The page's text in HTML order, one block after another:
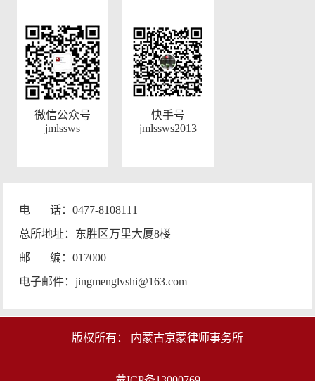
微信公众号
jmlssws
快手号
jmlssws2013
电 话：0477-8108111
总所地址：东胜区万里大厦8楼
邮 编：017000
电子邮件：jingmenglvshi@163.com
版权所有： 内蒙古京蒙律师事务所